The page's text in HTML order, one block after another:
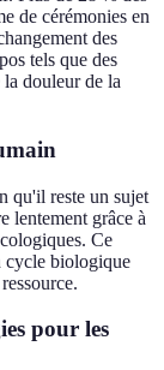
de cérémonies en
des
tels que des
douleur de la
qu'il reste un sujet
lentement grâce à
Ce
cycle biologique
pour les